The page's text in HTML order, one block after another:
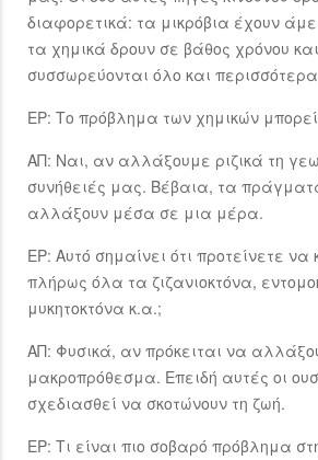
διαφορετικά: τα μικρόβια έχουν
τα χημικά δρουν σε βάθος χρόνου
συσσωρεύονται όλο και
ΕΡ: Το πρόβλημα των χημικών μπορεί
ΑΠ: Ναι, αν αλλάξουμε ριζικά τη
συνήθειές μας. Βέβαια, τα
αλλάξουν μέσα σε μια μέρα.
ΕΡ: Αυτό σημαίνει ότι προτείνετε
πλήρως όλα τα ζιζανιοκτόνα,
μυκητοκτόνα κ.α.;
ΑΠ: Φυσικά, αν πρόκειται να
μακροπρόθεσμα. Επειδή αυτές οι
σχεδιασθεί να σκοτώνουν τη ζωή.
ΕΡ: Τι είναι πιο σοβαρό πρόβλημα